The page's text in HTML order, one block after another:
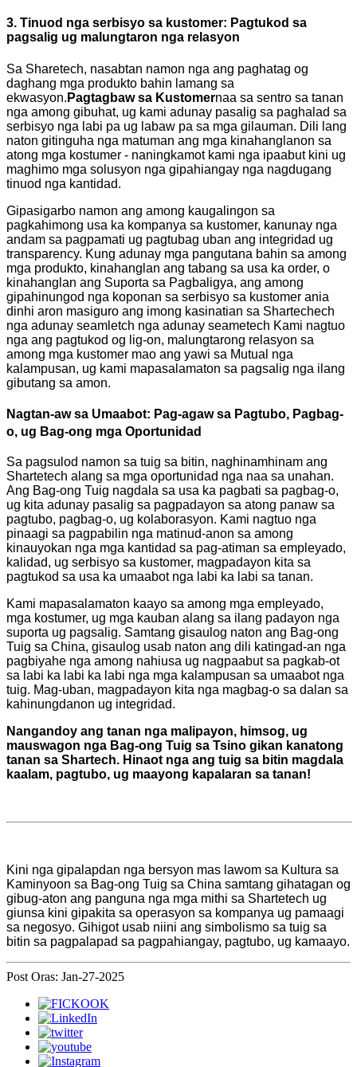
3. Tinuod nga serbisyo sa kustomer: Pagtukod sa
pagsalig ug malungtaron nga relasyon
Sa Sharetech, nasabtan namon nga ang paghatag og
daghang mga produkto bahin lamang sa
ekwasyon. Pagtagbaw sa Kustomernaa sa sentro sa tanan
nga among gibuhat, ug kami adunay pasalig sa paghalad sa
serbisyo nga labi pa ug labaw pa sa mga gilauman. Dili lang
naton gitinguha nga matuman ang mga kinahanglanon sa
atong mga kostumer - naningkamot kami nga ipaabut kini ug
maghimo mga solusyon nga gipahiangay nga nagdugang
tinuod nga kantidad.
Gipasigarbo namon ang among kaugalingon sa
pagkahimong usa ka kompanya sa kustomer, kanunay nga
andam sa pagpamati ug pagtubag uban ang integridad ug
transparency. Kung adunay mga pangutana bahin sa among
mga produkto, kinahanglan ang tabang sa usa ka order, o
kinahanglan ang Suporta sa Pagbaligya, ang among
gipahinungod nga koponan sa serbisyo sa kustomer ania
dinhi aron masiguro ang imong kasinatian sa Shartechech
nga adunay seamletch nga adunay seametech Kami nagtuo
nga ang pagtukod og lig-on, malungtarong relasyon sa
among mga kustomer mao ang yawi sa Mutual nga
kalampusan, ug kami mapasalamaton sa pagsalig nga ilang
gibutang sa amon.
Nagtan-aw sa Umaabot: Pag-agaw sa Pagtubo, Pagbag-
o, ug Bag-ong mga Oportunidad
Sa pagsulod namon sa tuig sa bitin, naghinamhinam ang
Shartetech alang sa mga oportunidad nga naa sa unahan.
Ang Bag-ong Tuig nagdala sa usa ka pagbati sa pagbag-o,
ug kita adunay pasalig sa pagpadayon sa atong panaw sa
pagtubo, pagbag-o, ug kolaborasyon. Kami nagtuo nga
pinaagi sa pagpabilin nga matinud-anon sa among
kinauyokan nga mga kantidad sa pag-atiman sa empleyado,
kalidad, ug serbisyo sa kustomer, magpadayon kita sa
pagtukod sa usa ka umaabot nga labi ka labi sa tanan.
Kami mapasalamaton kaayo sa among mga empleyado,
mga kostumer, ug mga kauban alang sa ilang padayon nga
suporta ug pagsalig. Samtang gisaulog naton ang Bag-ong
Tuig sa China, gisaulog usab naton ang dili katingad-an nga
pagbiyahe nga among nahiusa ug nagpaabut sa pagkab-ot
sa labi ka labi ka labi nga mga kalampusan sa umaabot nga
tuig. Mag-uban, magpadayon kita nga magbag-o sa dalan sa
kahinungdanon ug integridad.
Nangandoy ang tanan nga malipayon, himsog, ug
mauswagon nga Bag-ong Tuig sa Tsino gikan kanatong
tanan sa Shartech. Hinaot nga ang tuig sa bitin magdala
kaalam, pagtubo, ug maayong kapalaran sa tanan!
Kini nga gipalapdan nga bersyon mas lawom sa Kultura sa
Kaminyoon sa Bag-ong Tuig sa China samtang gihatagan og
gibug-aton ang panguna nga mga mithi sa Shartetech ug
giunsa kini gipakita sa operasyon sa kompanya ug pamaagi
sa negosyo. Gihigot usab niini ang simbolismo sa tuig sa
bitin sa pagpalapad sa pagpahiangay, pagtubo, ug kamaayo.
Post Oras: Jan-27-2025